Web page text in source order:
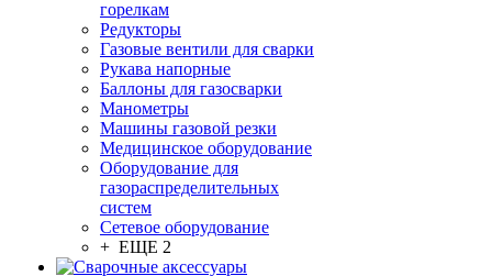
горелкам
Редукторы
Газовые вентили для сварки
Рукава напорные
Баллоны для газосварки
Манометры
Машины газовой резки
Медицинское оборудование
Оборудование для
газораспределительных
систем
Сетевое оборудование
+ ЕЩЕ 2